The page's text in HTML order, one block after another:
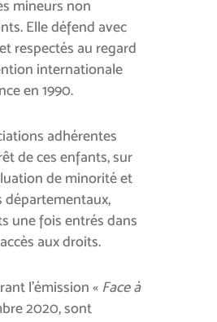
mineurs non
Elle défend avec
respectés au regard
internationale
en 1990.
adhérentes
de ces enfants, sur
de minorité et
départementaux,
une fois entrés dans
aux droits.
l’émission « Face à
2020, sont